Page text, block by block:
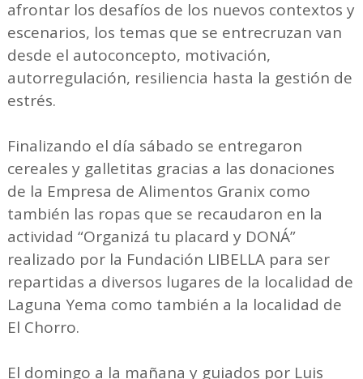
afrontar los desafíos de los nuevos contextos y
escenarios, los temas que se entrecruzan van
desde el autoconcepto, motivación,
autorregulación, resiliencia hasta la gestión de
estrés.
Finalizando el día sábado se entregaron
cereales y galletitas gracias a las donaciones
de la Empresa de Alimentos Granix como
también las ropas que se recaudaron en la
actividad “Organizá tu placard y DONÁ”
realizado por la Fundación LIBELLA para ser
repartidas a diversos lugares de la localidad de
Laguna Yema como también a la localidad de
El Chorro.
El domingo a la mañana y guiados por Luis